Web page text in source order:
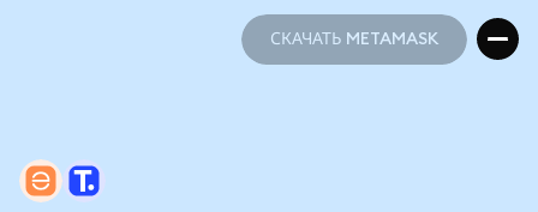
СКАЧАТЬ METAMASK